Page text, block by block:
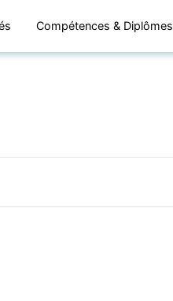
Compétences & Diplômes